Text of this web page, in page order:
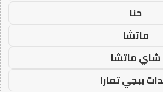
حنا
ماتشا
شاي ماتشا
ببجي تمارا